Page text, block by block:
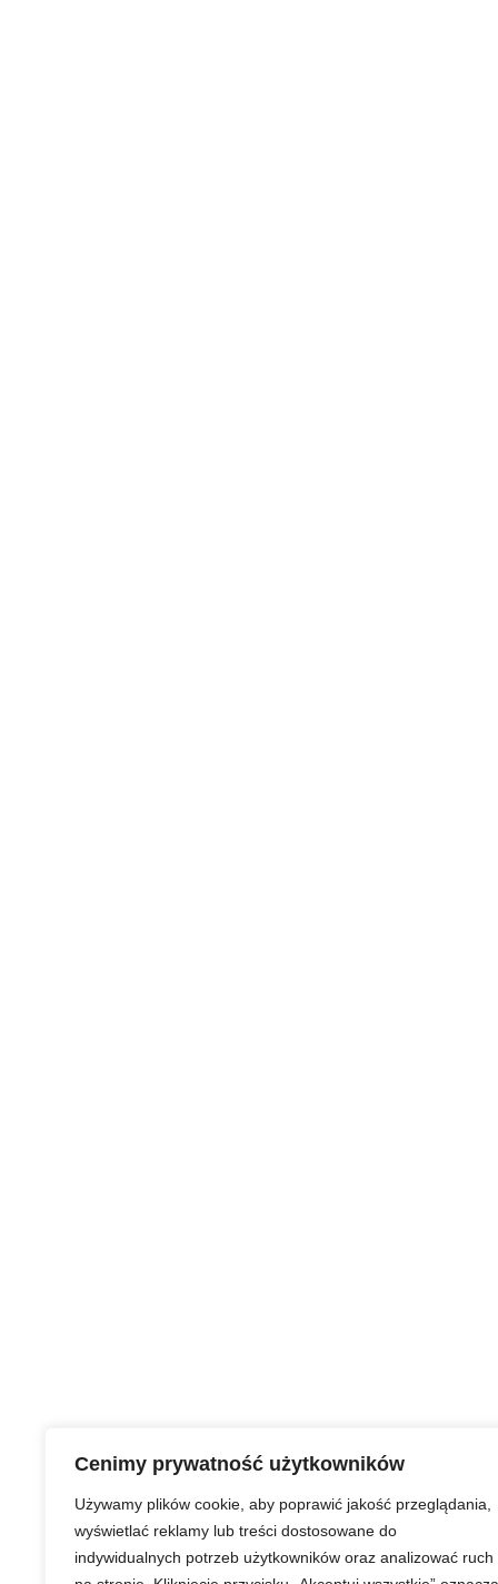
Cenimy prywatność użytkowników
Używamy plików cookie, aby poprawić jakość przeglądania,
wyświetlać reklamy lub treści dostosowane do
indywidualnych potrzeb użytkowników oraz analizować ruch